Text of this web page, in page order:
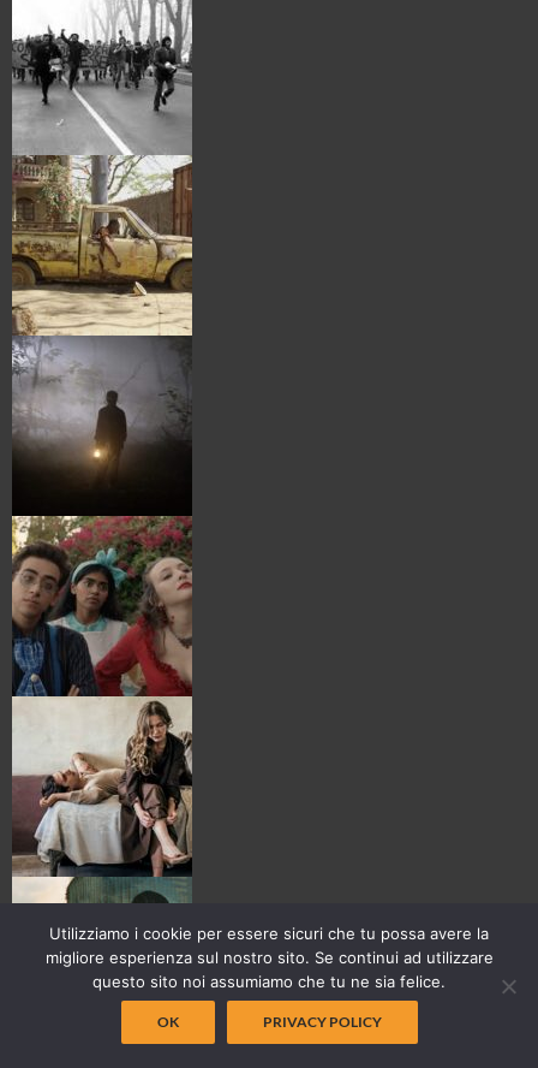
Utilizziamo i cookie per essere sicuri che tu possa avere la
migliore esperienza sul nostro sito. Se continui ad utilizzare
questo sito noi assumiamo che tu ne sia felice.
OK PRIVACY POLICY